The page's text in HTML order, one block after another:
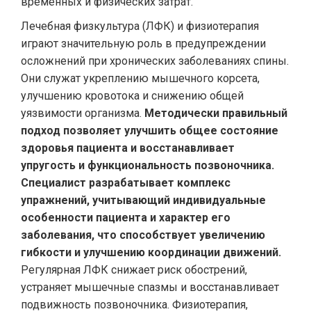
Лечебная физкультура (ЛФК) и физиотерапия
играют значительную роль в предупреждении
осложнений при хронических заболеваниях спины.
Они служат укреплению мышечного корсета,
улучшению кровотока и снижению общей
уязвимости организма. Методически правильный
подход позволяет улучшить общее состояние
здоровья пациента и восстанавливает
упругость и функциональность позвоночника.
Специалист разрабатывает комплекс
упражнений, учитывающий индивидуальные
особенности пациента и характер его
заболевания, что способствует увеличению
гибкости и улучшению координации движений.
Регулярная ЛФК снижает риск обострений,
устраняет мышечные спазмы и восстанавливает
подвижность позвоночника. Физиотерапия,